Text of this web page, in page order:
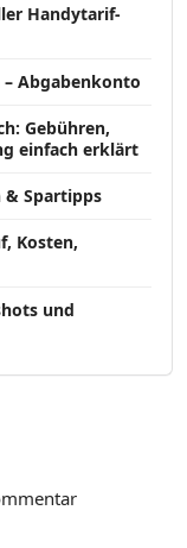
Handytarif-
Abgabenkonto
Gebühren,
einfach erklärt
& Spartipps
Kosten,
und